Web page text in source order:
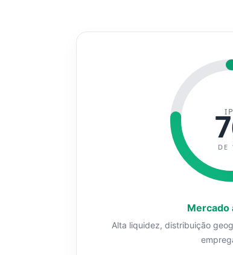
DE
Mercado
Alta liquidez, distribuição